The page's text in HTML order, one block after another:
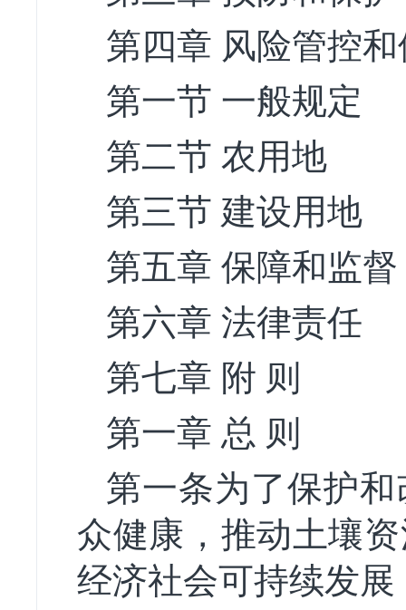
第四章 风险管控
第一节 一般规定
第二节 农用地
第三节 建设用地
第五章 保障和监督
第六章 法律责任
第七章 附 则
第一章 总 则
第一条为了保护
众健康，推动土壤
经济社会可持续发